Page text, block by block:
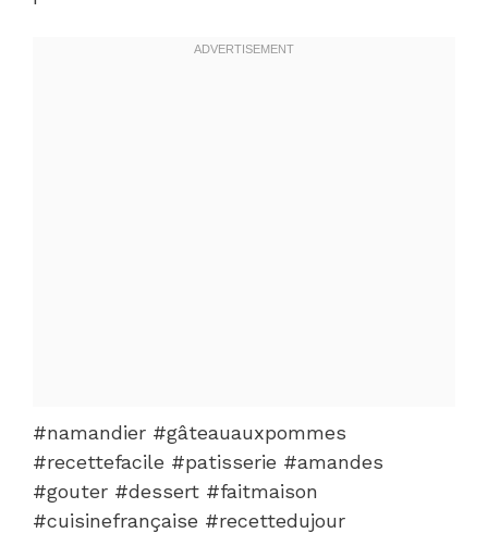
#namandier #gâteauauxpommes
#recettefacile #patisserie #amandes
#gouter #dessert #faitmaison
#cuisinefrançaise #recettedujour